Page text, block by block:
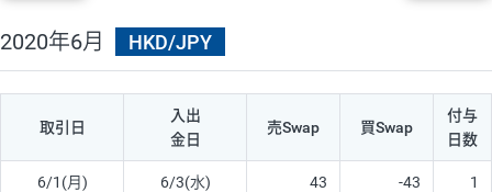
2020年6月 HKD/JPY
取引日
入出
金日
売Swap 買Swap
付与
日数
6/1(月) 6/3(水) 43 -43 1